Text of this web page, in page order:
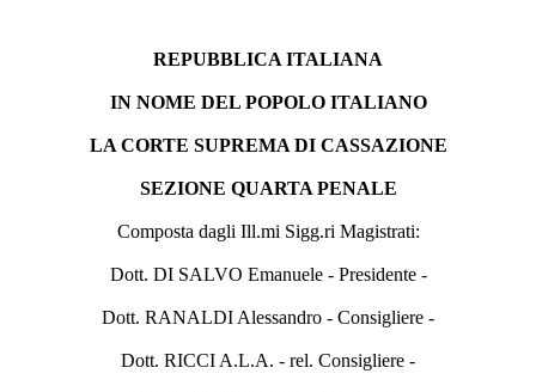
REPUBBLICA ITALIANA
IN NOME DEL POPOLO ITALIANO
LA CORTE SUPREMA DI CASSAZIONE
SEZIONE QUARTA PENALE
Composta dagli Ill.mi Sigg.ri Magistrati:
Dott. DI SALVO Emanuele - Presidente -
Dott. RANALDI Alessandro - Consigliere -
Dott. RICCI A.L.A. - rel. Consigliere -